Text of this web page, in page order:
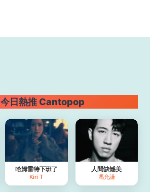
今日熱推 Cantopop
哈姆雷特下班了
Kiri T
人間缺憾美
馮允謙